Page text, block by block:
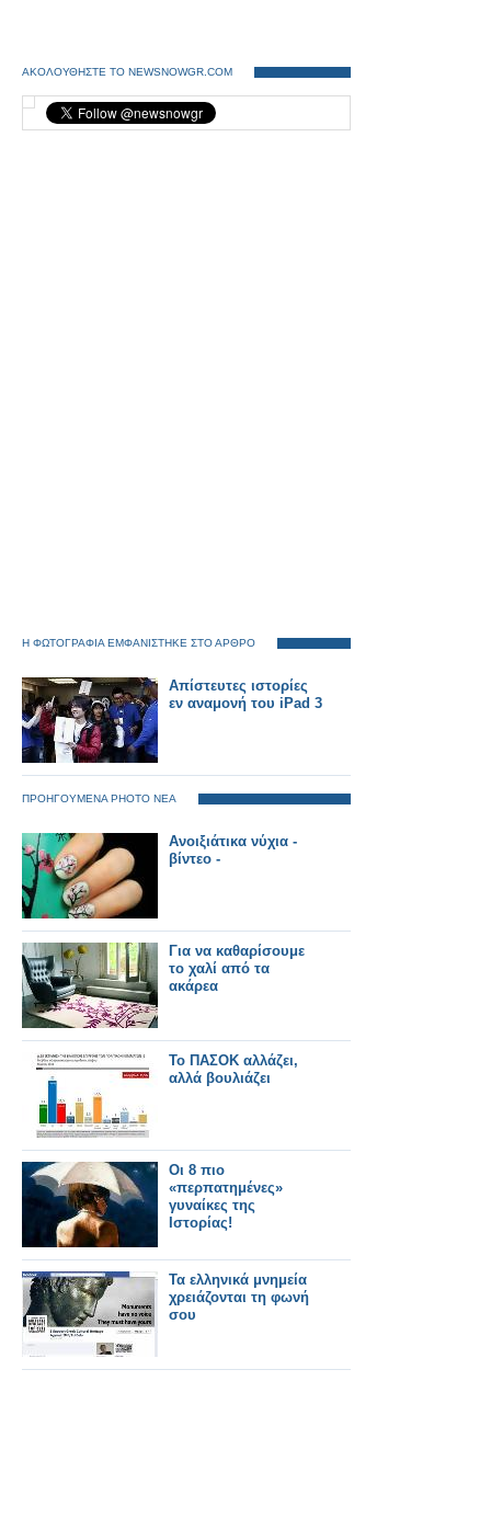
ΑΚΟΛΟΥΘΗΣΤΕ ΤΟ NEWSNOWGR.COM
Η ΦΩΤΟΓΡΑΦΙΑ ΕΜΦΑΝΙΣΤΗΚΕ ΣΤΟ ΑΡΘΡΟ
Απίστευτες ιστορίες
εν αναμονή του iPad 3
ΠΡΟΗΓΟΥΜΕΝΑ PHOTO ΝΕΑ
Ανοιξιάτικα νύχια -
βίντεο -
Για να καθαρίσουμε
το χαλί από τα
ακάρεα
Το ΠΑΣΟΚ αλλάζει,
αλλά βουλιάζει
Οι 8 πιο
«περπατημένες»
γυναίκες της
Ιστορίας!
Τα ελληνικά μνημεία
χρειάζονται τη φωνή
σου